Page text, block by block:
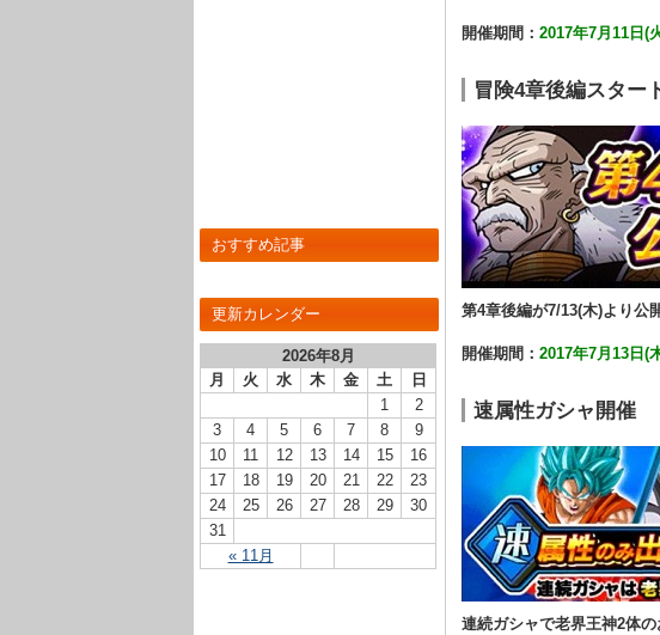
おすすめ記事
更新カレンダー
2026年8月
月
火 水 木 金 土 日
« 11月
1
2
3
4 5 6 7 8
9
10
11 12 13 14 15
16
17
18 19 20 21 22
23
24
25 26 27 28 29
30
31
開催期間： 2017年7月11日(
冒険4章後編スター
第4章後編が7/13(木)より公
開催期間： 2017年7月13日(
速属性ガシャ開催
連続ガシャで老界王神2体